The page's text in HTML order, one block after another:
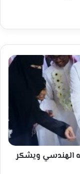
الهندسي ويشكر